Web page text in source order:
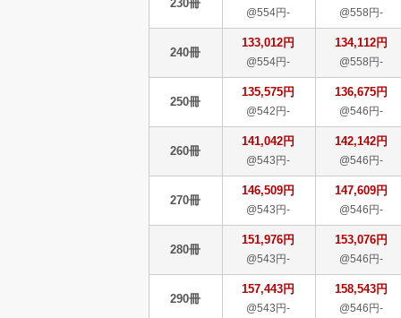
230冊
@554円- @558円-
240冊
133,012円
@554円-
134,112円
@558円-
250冊
135,575円
@542円-
136,675円
@546円-
260冊
141,042円
@543円-
142,142円
@546円-
270冊
146,509円
@543円-
147,609円
@546円-
280冊
151,976円
@543円-
153,076円
@546円-
290冊
157,443円
@543円-
158,543円
@546円-